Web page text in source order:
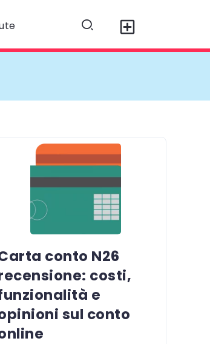
conto N26
costi,
e
sul conto